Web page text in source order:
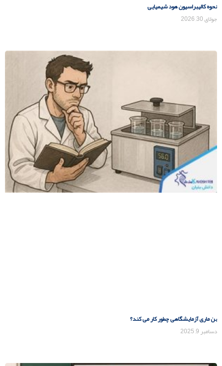
نحوه کالیبراسیون هود شیمیایی
جولای 30, 2026
بن ماری آزمایشگاهی چطور کار می کند؟
دسامبر 9, 2025